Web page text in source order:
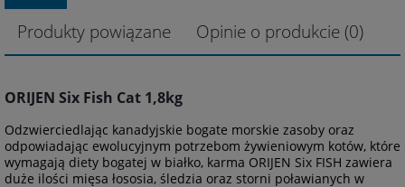
Produkty powiązane
Opinie o produkcie (0)
ORIJEN Six Fish Cat 1,8kg
Odzwierciedlając kanadyjskie bogate morskie zasoby oraz
odpowiadając ewolucyjnym potrzebom żywieniowym kotów, które
wymagają diety bogatej w białko, karma ORIJEN Six FISH zawiera
duże ilości mięsa łososia, śledzia oraz storni poławianych w